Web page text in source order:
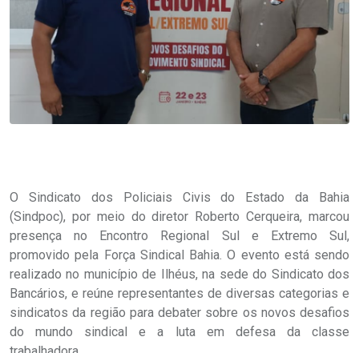
O Sindicato dos Policiais Civis do Estado da Bahia
(Sindpoc), por meio do diretor Roberto Cerqueira, marcou
presença no Encontro Regional Sul e Extremo Sul,
promovido pela Força Sindical Bahia. O evento está sendo
realizado no município de Ilhéus, na sede do Sindicato dos
Bancários, e reúne representantes de diversas categorias e
sindicatos da região para debater sobre os novos desafios
do mundo sindical e a luta em defesa da classe